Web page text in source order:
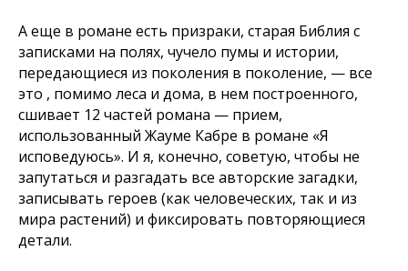
А еще в романе есть призраки, старая Библия с
записками на полях, чучело пумы и истории,
передающиеся из поколения в поколение, — все
это , помимо леса и дома, в нем построенного,
сшивает 12 частей романа — прием,
использованный Жауме Кабре в романе «Я
исповедуюсь». И я, конечно, советую, чтобы не
запутаться и разгадать все авторские загадки,
записывать героев (как человеческих, так и из
мира растений) и фиксировать повторяющиеся
детали.